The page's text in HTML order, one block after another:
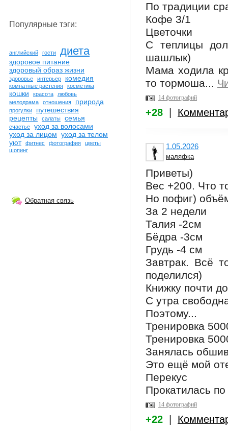
По традиции
Кофе 3/1
Цветочки
С теплицы
шашлык)
Мама ходила
то тормоша...
14 фотографий
+28
1.05.2026
маляфка
Приветы)
Вес +200. Что
Но пофиг)
За 2 недели
Талия -2см
Бёдра -3см
Грудь -4 см
Завтрак. Всё
поделился)
Книжку почти
С утра
Поэтому...
Тренировка
Тренировка
Занялась
Это ещё мой
Перекус
Прокатилась
14 фотографий
+22
Популярные тэги:
английский гости диета
здоровое питание
здоровый образ жизни
здоровье интерьер комедия
комнатные растения косметика
кошки красота
любовь
мелодрама
отношения природа
прогулки
путешествия
рецепты
салаты семья
счастье
уход за волосами
уход за лицом уход за телом
уют
фитнес фотография
цветы
шопинг
Обратная связь